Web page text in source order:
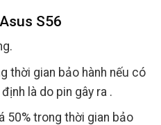
S56
thời gian bảo hành nếu có
là do pin gây ra .
50% trong thời gian bảo